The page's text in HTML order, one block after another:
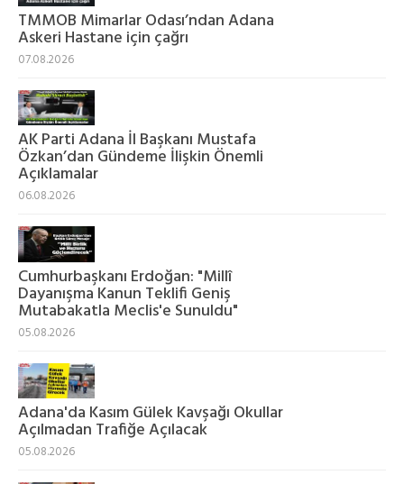
TMMOB Mimarlar Odası’ndan Adana
Askeri Hastane için çağrı
07.08.2026
AK Parti Adana İl Başkanı Mustafa
Özkan’dan Gündeme İlişkin Önemli
Açıklamalar
06.08.2026
Cumhurbaşkanı Erdoğan: "Millî
Dayanışma Kanun Teklifi Geniş
Mutabakatla Meclis'e Sunuldu"
05.08.2026
Adana'da Kasım Gülek Kavşağı Okullar
Açılmadan Trafiğe Açılacak
05.08.2026